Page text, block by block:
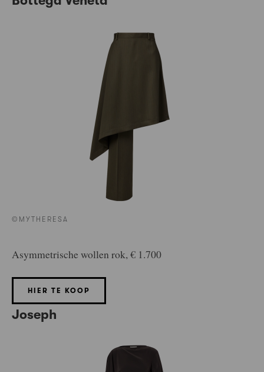
©MYTHERESA
Asymmetrische wollen rok, € 1.700
HIER TE KOOP
Joseph